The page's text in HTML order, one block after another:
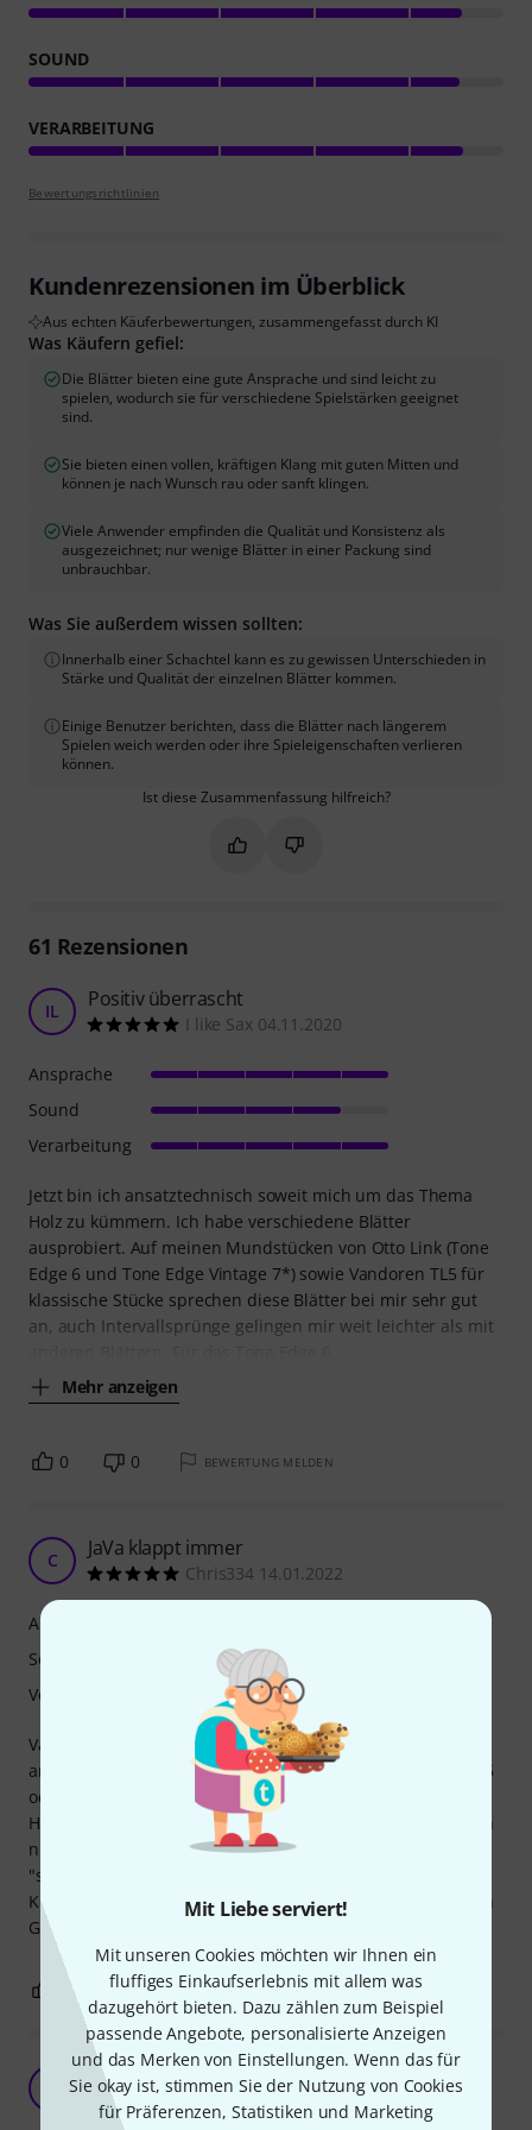
Mit Liebe serviert!
Mit unseren Cookies möchten wir Ihnen ein
fluffiges Einkaufserlebnis mit allem was
dazugehört bieten. Dazu zählen zum Beispiel
passende Angebote, personalisierte Anzeigen
und das Merken von Einstellungen. Wenn das für
Sie okay ist, stimmen Sie der Nutzung von Cookies
für Präferenzen, Statistiken und Marketing
SOUND
VERARBEITUNG
Bewertungsrichtlinien
Kundenrezensionen im Überblick
Aus echten Käuferbewertungen, zusammengefasst durch KI
Was Käufern gefiel:
Die Blätter bieten eine gute Ansprache und sind leicht zu
spielen, wodurch sie für verschiedene Spielstärken geeignet
sind.
Sie bieten einen vollen, kräftigen Klang mit guten Mitten und
können je nach Wunsch rau oder sanft klingen.
Viele Anwender empfinden die Qualität und Konsistenz als
ausgezeichnet; nur wenige Blätter in einer Packung sind
unbrauchbar.
Was Sie außerdem wissen sollten:
Innerhalb einer Schachtel kann es zu gewissen Unterschieden in
Stärke und Qualität der einzelnen Blätter kommen.
Einige Benutzer berichten, dass die Blätter nach längerem
Spielen weich werden oder ihre Spieleigenschaften verlieren
können.
Ist diese Zusammenfassung hilfreich?
Markieren Sie diese
Markieren Sie diese
61 Rezensionen
IL Positiv überrascht
I like Sax 04.11.2020
Jetzt bin ich ansatztechnisch soweit mich um das Thema
Holz zu kümmern. Ich habe verschiedene Blätter
ausprobiert. Auf meinen Mundstücken von Otto Link (Tone
Edge 6 und Tone Edge Vintage 7*) sowie Vandoren TL5 für
klassische Stücke sprechen diese Blätter bei mir sehr gut
an, auch Intervallsprünge gelingen mir weit leichter als mit
Mehr anzeigen
Ansprache
Sound
Verarbeitung
0 0 BEWERTUNG MELDEN
C JaVa klappt immer
Chris334 14.01.2022
Vandoren JaVa ist ein gutes und solides Blatt. Spricht leicht
an und eignet sich daher auch für Anfänger (dann eher 1,5
oder 2.0)
Hält weniger lange als Vandoren Classic Blue, ist aber auch
nicht so
"störrisch" :)
Klangtendenz würde ich als mittel warm mit mehr Oberton
Gehalt als Classic Blue bezeichnen.
Ansprache
Sound
Verarbeitung
0 BEWERTUNG MELDEN
Meine erste Wahl
Angela P. 25.07.2020